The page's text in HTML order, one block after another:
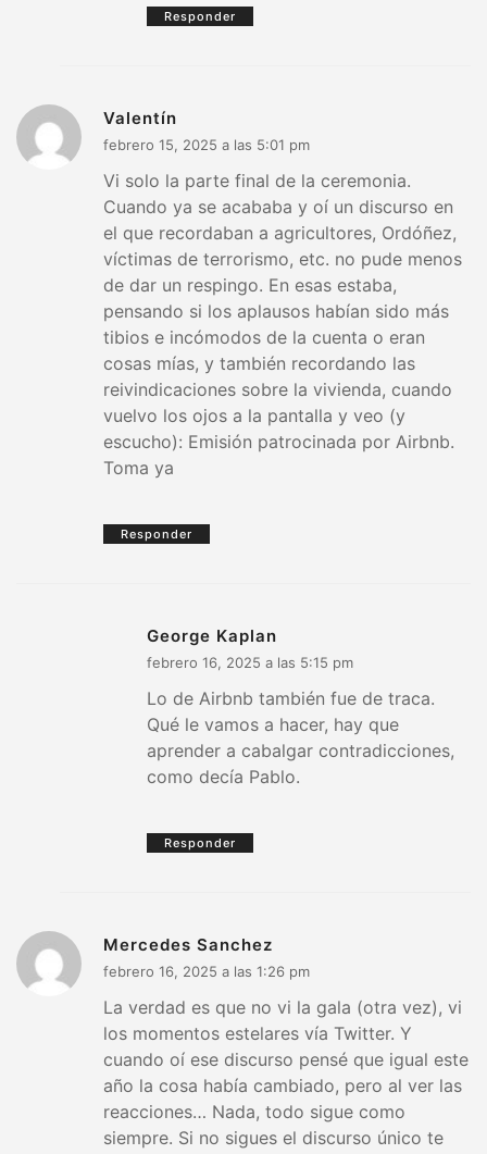
Responder
Valentín
febrero 15, 2025 a las 5:01 pm
Vi solo la parte final de la ceremonia.
Cuando ya se acababa y oí un discurso en
el que recordaban a agricultores, Ordóñez,
víctimas de terrorismo, etc. no pude menos
de dar un respingo. En esas estaba,
pensando si los aplausos habían sido más
tibios e incómodos de la cuenta o eran
cosas mías, y también recordando las
reivindicaciones sobre la vivienda, cuando
vuelvo los ojos a la pantalla y veo (y
escucho): Emisión patrocinada por Airbnb.
Toma ya
Responder
George Kaplan
febrero 16, 2025 a las 5:15 pm
Lo de Airbnb también fue de traca.
Qué le vamos a hacer, hay que
aprender a cabalgar contradicciones,
como decía Pablo.
Responder
Mercedes Sanchez
febrero 16, 2025 a las 1:26 pm
La verdad es que no vi la gala (otra vez), vi
los momentos estelares vía Twitter. Y
cuando oí ese discurso pensé que igual este
año la cosa había cambiado, pero al ver las
reacciones… Nada, todo sigue como
siempre. Si no sigues el discurso único te